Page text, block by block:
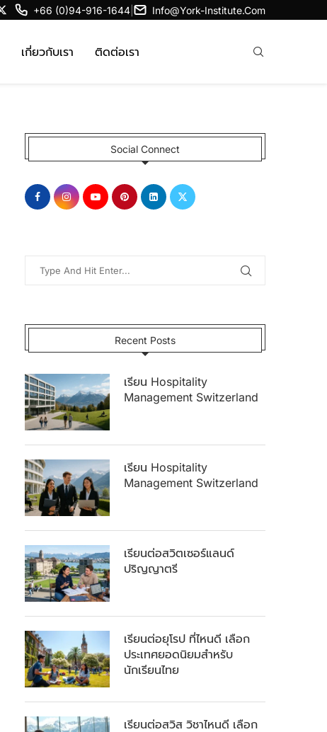
+66 (0)94-916-1644 Info@york-Institute.com
เกี่ยวกับเรา ติดต่อเรา
Social Connect
Recent Posts
เรียน Hospitality
Management Switzerland
เรียน Hospitality
Management Switzerland
เรียนต่อสวิตเซอร์แลนด์
ปริญญาตรี
เรียนต่อยุโรป ที่ไหนดี เลือก
ประเทศยอดนิยมสำหรับ
นักเรียนไทย
เรียนต่อสวิส วิชาไหนดี เลือก